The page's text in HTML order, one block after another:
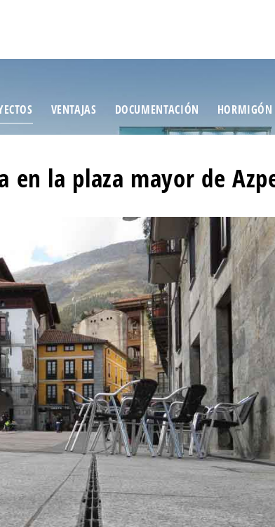
VENTAJAS DOCUMENTACIÓN
en la plaza mayor de